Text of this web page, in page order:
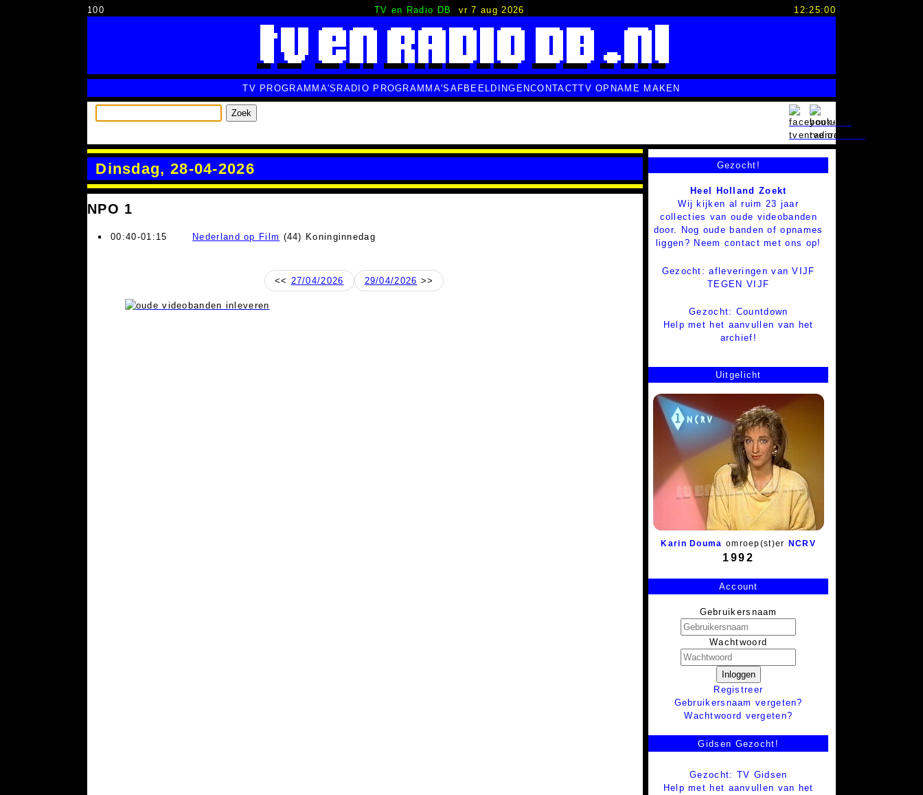
100 TV en Radio DB vr 7 aug 2026 12:25:01
TV PROGRAMMA'S RADIO PROGRAMMA'S AFBEELDINGENCONTACTTV OPNAME MAKEN
Zoek
Dinsdag, 28-04-2026
NPO 1
00:40-01:15 Nederland op Film (44) Koninginnedag
<< 27/04/2026 29/04/2026 >>
Gezocht!
Heel Holland Zoekt
Wij kijken al ruim 23 jaar
collecties van oude videobanden
door. Nog oude banden of opnames
liggen? Neem contact met ons op!
Gezocht: afleveringen van VIJF
TEGEN VIJF
Gezocht: Countdown
Help met het aanvullen van het
archief!
Uitgelicht
Karin Douma omroep(st)er NCRV
1992
Account
Gebruikersnaam
Wachtwoord
Inloggen
Registreer
Gebruikersnaam vergeten?
Wachtwoord vergeten?
Gidsen Gezocht!
Gezocht: TV Gidsen
Help met het aanvullen van het